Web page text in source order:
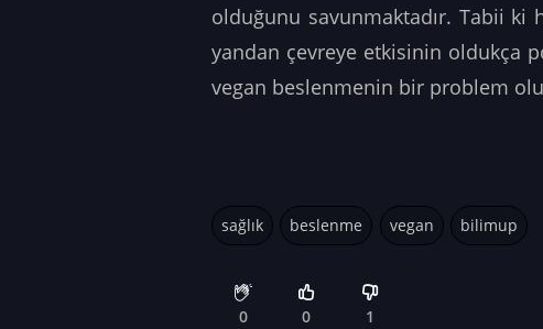
olduğunu savunmaktadır. Tabii ki
yandan çevreye etkisinin oldukça
vegan beslenmenin bir problem
sağlık beslenme vegan bilimup
0 0 1